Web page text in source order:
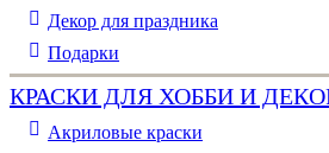
Декор для праздника
Подарки
КРАСКИ ДЛЯ ХОББИ И
Акриловые краски